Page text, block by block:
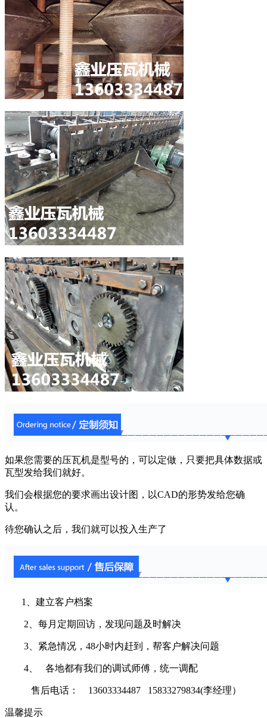
如果您需要的压瓦机是型号的，可以定做，只要把具体数据或
瓦型发给我们就好。
我们会根据您的要求画出设计图，以CAD的形势发给您确
认。
待您确认之后，我们就可以投入生产了
1、建立客户档案
2、每月定期回访，发现问题及时解决
3、紧急情况，48小时内赶到，帮客户解决问题
4、 各地都有我们的调试师傅，统一调配
售后电话： 13603334487 15833279834(李经理）
温馨提示